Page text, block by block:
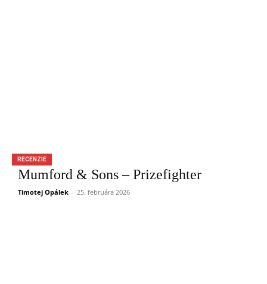
RECENZIE
Mumford & Sons – Prizefighter
Timotej Opálek - 25. februára 2026